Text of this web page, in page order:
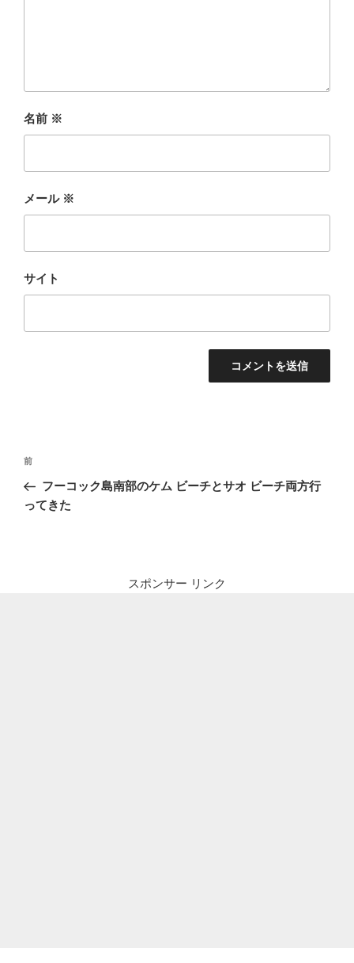
名前 ※
メール ※
サイト
投
ナ
前
の
前
フーコック島南部のケム ビーチとサオ ビーチ両方行
ってきた
スポンサー リンク